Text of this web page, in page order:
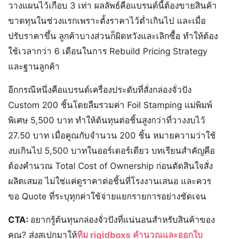
วางแผนไว้เกือบ 3 เท่า ผลลัพธ์คือแบรนด์นี้ต้องขายสินค้า
ขาดทุนในช่วงแรกเพราะตั้งราคาไว้ต่ำเกินไป และเมื่อ
ปรับราคาขึ้น ลูกค้าบางส่วนก็ผิดหวังและเลิกซื้อ ทำให้ต้อง
ใช้เวลากว่า 6 เดือนในการ Rebuild Pricing Strategy
และฐานลูกค้า
อีกกรณีหนึ่งคือแบรนด์เครื่องประดับที่สั่งกล่องจั่วปัง
Custom 200 ชิ้นโดยลืมรวมค่า Foil Stamping แม่พิมพ์
พิเศษ 5,500 บาท ทำให้ต้นทุนต่อชิ้นสูงกว่าที่วางงบไว้
27.50 บาท เมื่อคูณกับจำนวน 200 ชิ้น หมายความว่าใช้
งบเกินไป 5,500 บาทในออร์เดอร์เดียว บทเรียนสำคัญคือ
ต้องคำนวณ Total Cost of Ownership ก่อนตัดสินใจสั่ง
ผลิตเสมอ ไม่ใช่แค่ดูราคาต่อชิ้นที่โรงงานเสนอ และควร
ขอ Quote ที่ระบุทุกค่าใช้จ่ายแยกรายการอย่างชัดเจน
CTA: อยากรู้ต้นทุนกล่องจั่วปังที่แน่นอนสำหรับสินค้าของ
คุณ? ส่งสเปกมาให้ทีม rigidboxs คำนวณและออกใบ